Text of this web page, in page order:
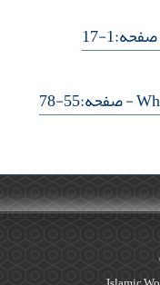
17
- صفحه:55-78